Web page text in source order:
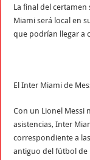
La final del
Miami será local en
que podrían llegar a
El Inter Miami de
Con un Lionel Messi
asistencias, Inter
correspondiente a
antiguo del fútbol de